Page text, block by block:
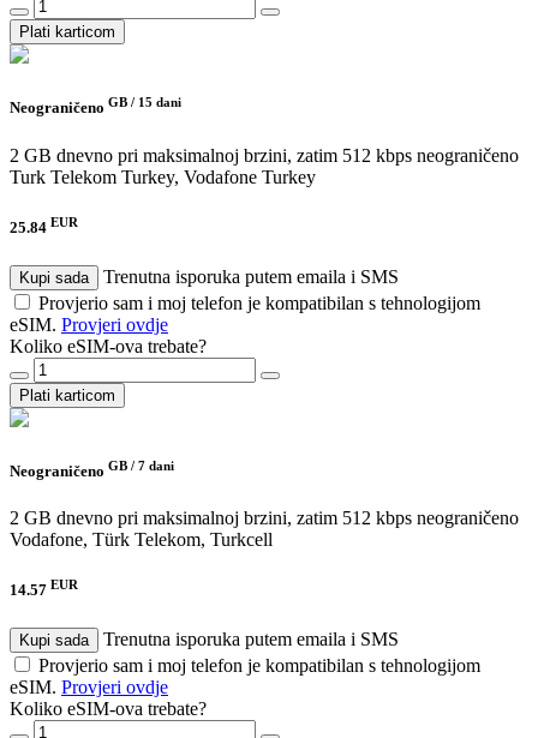
Plati karticom
Neograničeno GB / 15 dani
2 GB dnevno pri maksimalnoj brzini, zatim 512 kbps neograničeno
Turk Telekom Turkey, Vodafone Turkey
25.84 EUR
Kupi sada
Trenutna isporuka putem emaila i SMS
Provjerio sam i moj telefon je kompatibilan s tehnologijom
eSIM. Provjeri ovdje
Koliko eSIM-ova trebate?
Plati karticom
Neograničeno GB / 7 dani
2 GB dnevno pri maksimalnoj brzini, zatim 512 kbps neograničeno
Vodafone, Türk Telekom, Turkcell
14.57 EUR
Kupi sada
Trenutna isporuka putem emaila i SMS
Provjerio sam i moj telefon je kompatibilan s tehnologijom
eSIM. Provjeri ovdje
Koliko eSIM-ova trebate?